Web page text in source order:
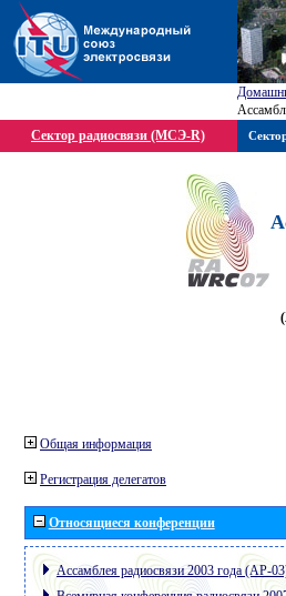
Сектор радиосвязи (МСЭ-R)
Общая информация
Регистрация делегатов
Относящиеся конференции
Ассамблея радиосвязи 2003 года (АР-